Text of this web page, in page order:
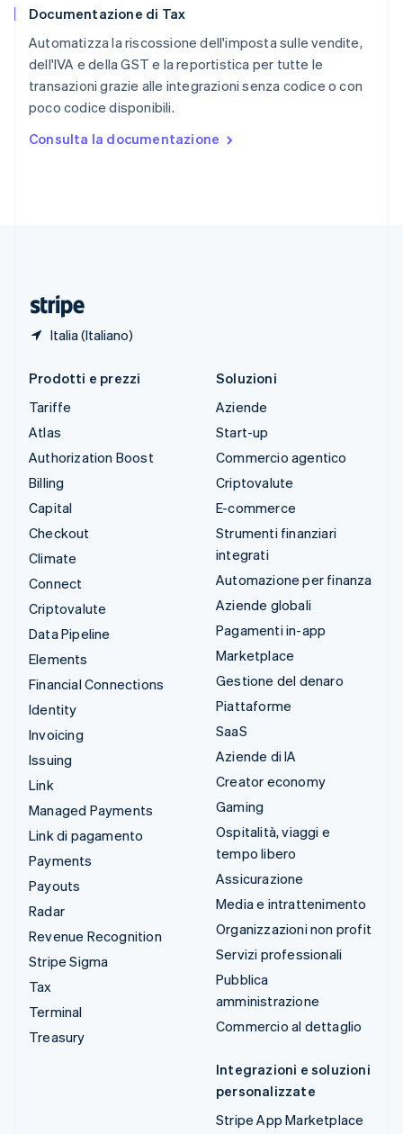
Documentazione di Tax
Automatizza la riscossione dell'imposta sulle vendite,
dell'IVA e della GST e la reportistica per tutte le
transazioni grazie alle integrazioni senza codice o con
poco codice disponibili.
Consulta la documentazione
Italia (Italiano)
Slovacchia
English
Slovenia
Spagna
EspañolEnglish
English Español简体中文
Prodotti e prezzi
Tariffe
Atlas
Authorization Boost
Billing
Capital
Checkout
Climate
Connect
Criptovalute
Data Pipeline
Elements
Financial Connections
Identity
Invoicing
Issuing
Link
Managed Payments
Link di pagamento
Payments
Payouts
Radar
Revenue Recognition
Stripe Sigma
Tax
Terminal
Treasury
Soluzioni
Aziende
Start-up
Commercio agentico
Criptovalute
E-commerce
Strumenti finanziari
integrati
Automazione per finanza
Aziende globali
Pagamenti in-app
Marketplace
Gestione del denaro
Piattaforme
SaaS
Aziende di IA
Creator economy
Gaming
Ospitalità, viaggi e
tempo libero
Assicurazione
Media e intrattenimento
Organizzazioni non profit
Servizi professionali
Pubblica
amministrazione
Commercio al dettaglio
Integrazioni e soluzioni
personalizzate
Stripe App Marketplace